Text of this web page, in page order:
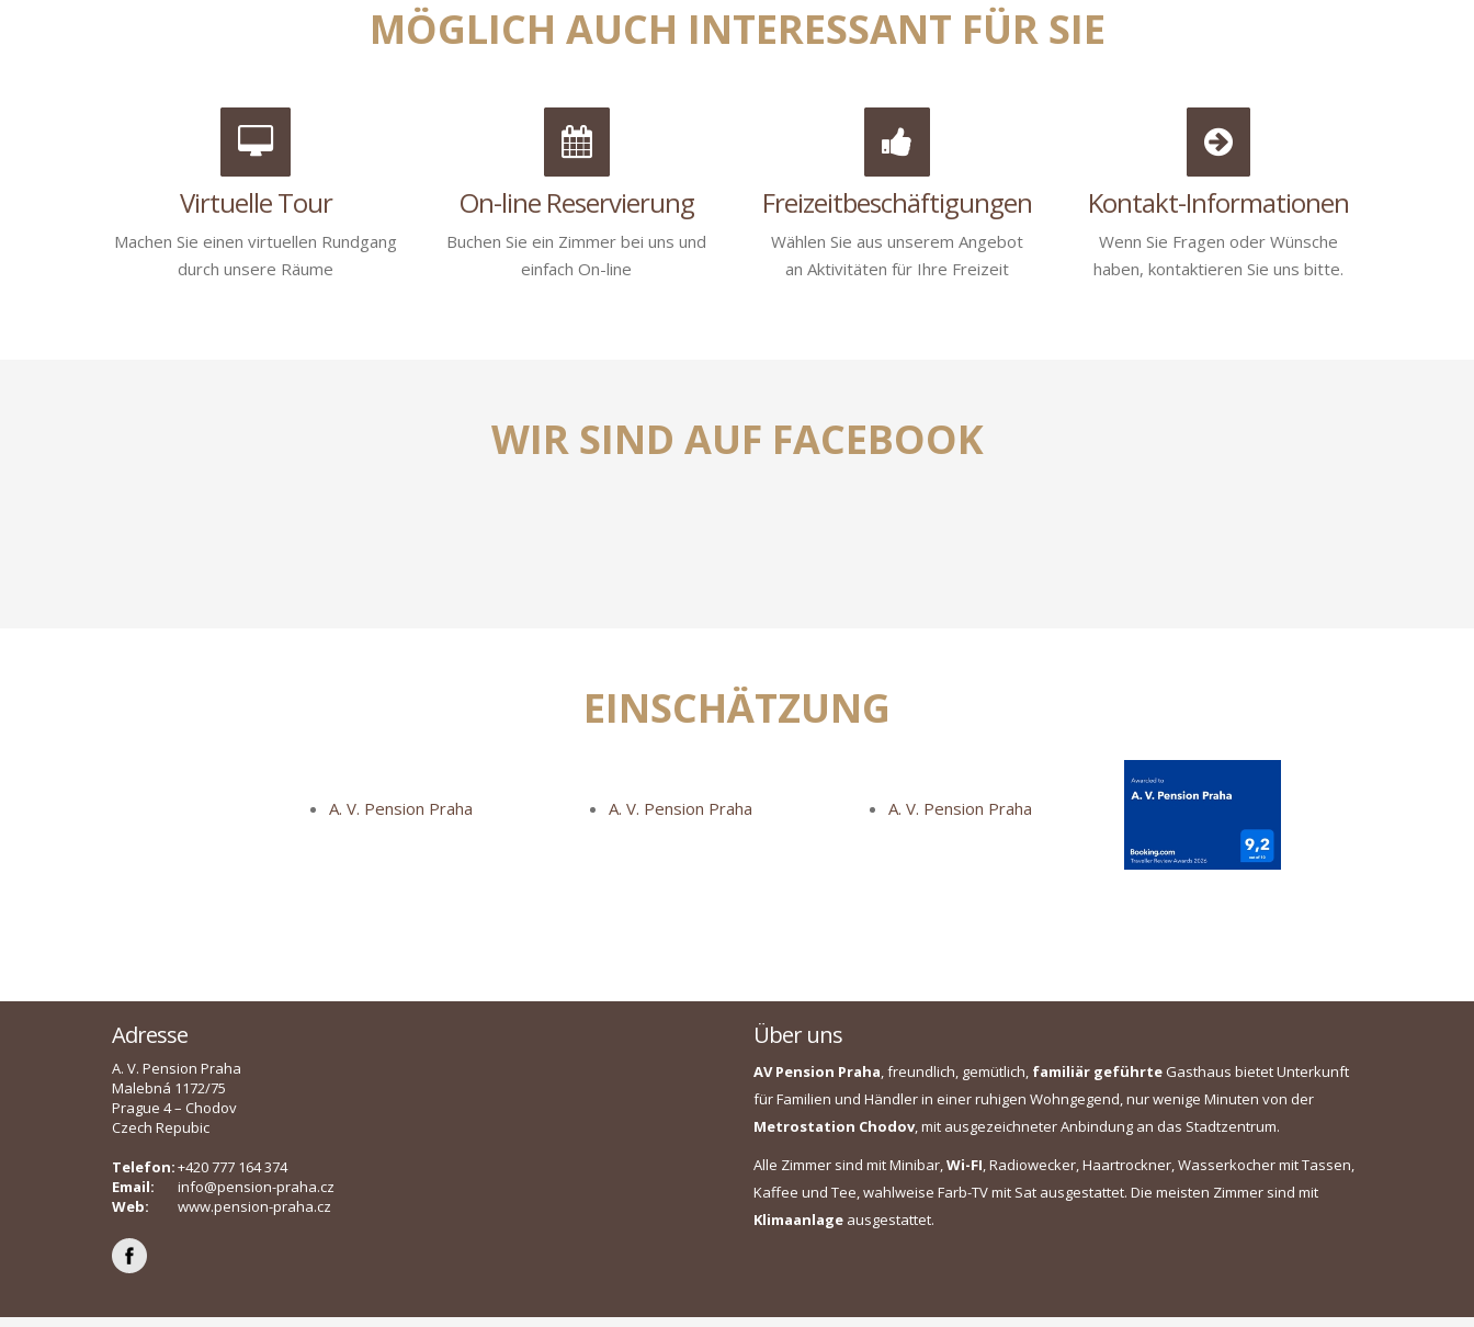
MÖGLICH AUCH INTERESSANT FÜR SIE
Virtuelle Tour
Machen Sie einen virtuellen Rundgang
durch unsere Räume
On-line Reservierung
Buchen Sie ein Zimmer bei uns und
einfach On-line
Freizeitbeschäftigungen
Wählen Sie aus unserem Angebot
an Aktivitäten für Ihre Freizeit
Kontakt-Informationen
Wenn Sie Fragen oder Wünsche
haben, kontaktieren Sie uns bitte.
WIR SIND AUF FACEBOOK
EINSCHÄTZUNG
A. V. Pension Praha A. V. Pension Praha A. V. Pension Praha
Adresse
A. V. Pension Praha
Malebná 1172/75
Prague 4 – Chodov
Czech Repubic
Telefon:+420 777 164 374
Email:
info@pension-praha.cz
Web:
www.pension-praha.cz
Über uns
AV Pension Praha, freundlich, gemütlich, familiär geführte Gasthaus bietet Unterkunft
für Familien und Händler in einer ruhigen Wohngegend, nur wenige Minuten von der
Metrostation Chodov, mit ausgezeichneter Anbindung an das Stadtzentrum.
Alle Zimmer sind mit Minibar,Wi-FI, Radiowecker, Haartrockner, Wasserkocher mit Tassen,
Kaffee und Tee, wahlweise Farb-TV mit Sat ausgestattet. Die meisten Zimmer sind mit
Klimaanlage ausgestattet.